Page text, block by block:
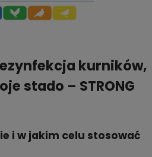
kurników,
stado – STRONG
i w jakim celu stosować